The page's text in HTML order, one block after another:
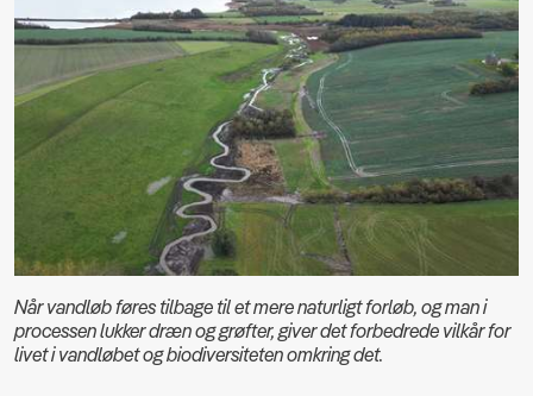
Når vandløb føres tilbage til et mere naturligt forløb, og man i
processen lukker dræn og grøfter, giver det forbedrede vilkår for
livet i vandløbet og biodiversiteten omkring det.